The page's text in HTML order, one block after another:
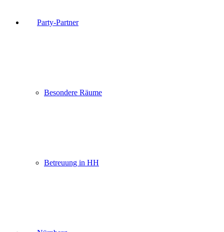
Party-Partner
Besondere Räume
Betreuung in HH